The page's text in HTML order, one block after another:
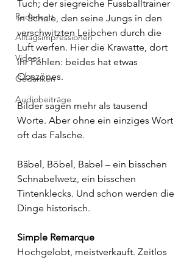
Redensart
Alltagsimpressionen
Videos
Gedanken
Audiobeiträge
Tuch; der siegreiche Fussballtrainer
in Schale, den seine Jungs in den
verschwitzten Leibchen durch die
Luft werfen. Hier die Krawatte, dort
ihr Fehlen: beides hat etwas
Obszönes.
Bilder sagen mehr als tausend
Worte. Aber ohne ein einziges Wort
oft das Falsche.
Bäbel, Böbel, Babel – ein bisschen
Schnabelwetz, ein bisschen
Tintenklecks. Und schon werden die
Dinge historisch.
Simple Remarque
Hochgelobt, meistverkauft. Zeitlos